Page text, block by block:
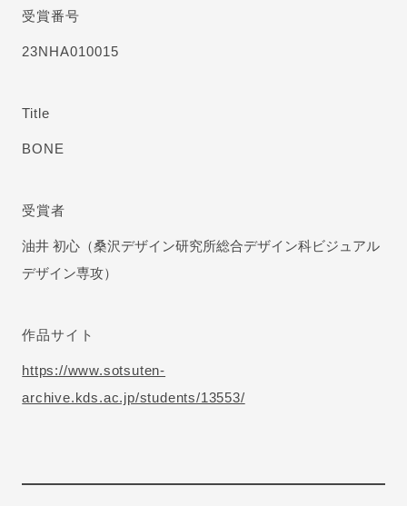
受賞番号
23NHA010015
Title
BONE
受賞者
油井 初心（桑沢デザイン研究所総合デザイン科ビジュアル
デザイン専攻）
作品サイト
https://www.sotsuten-
archive.kds.ac.jp/students/13553/